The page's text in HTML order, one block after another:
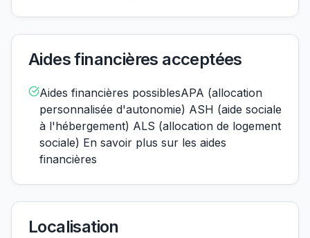
Aides financières acceptées
Aides financières possiblesAPA (allocation
personnalisée d'autonomie) ASH (aide sociale
à l'hébergement) ALS (allocation de logement
sociale) En savoir plus sur les aides
financières
Localisation